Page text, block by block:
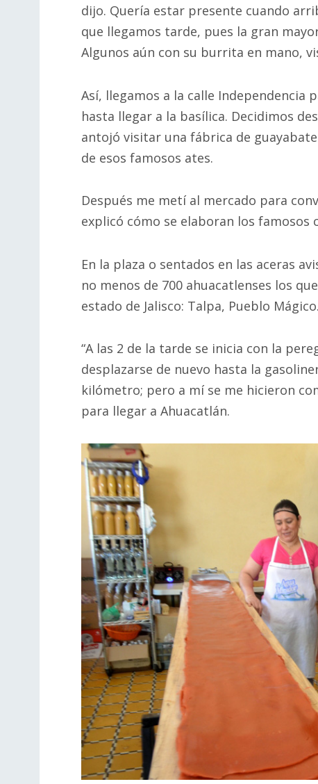
dijo. Quería estar presente cuando
que llegamos tarde, pues la gran
Algunos aún con su burrita en mano,
Así, llegamos a la calle Independencia
hasta llegar a la basílica. Decidimos
antojó visitar una fábrica de
de esos famosos ates.
Después me metí al mercado para
explicó cómo se elaboran los famosos
En la plaza o sentados en las aceras
no menos de 700 ahuacatlenses los
estado de Jalisco: Talpa, Pueblo Mágico.
“A las 2 de la tarde se inicia con la
desplazarse de nuevo hasta la
kilómetro; pero a mí se me hicieron
para llegar a Ahuacatlán.